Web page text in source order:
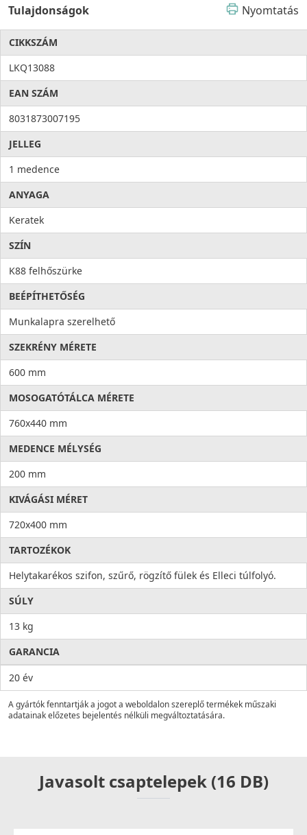
Tulajdonságok Nyomtatás
CIKKSZÁM
LKQ13088
EAN SZÁM
8031873007195
JELLEG
1 medence
ANYAGA
Keratek
SZÍN
K88 felhőszürke
BEÉPÍTHETŐSÉG
Munkalapra szerelhető
SZEKRÉNY MÉRETE
600 mm
MOSOGATÓTÁLCA MÉRETE
760x440 mm
MEDENCE MÉLYSÉG
200 mm
KIVÁGÁSI MÉRET
720x400 mm
TARTOZÉKOK
Helytakarékos szifon, szűrő, rögzítő fülek és Elleci túlfolyó.
SÚLY
13 kg
GARANCIA
20 év
A gyártók fenntartják a jogot a weboldalon szereplő termékek műszaki
adatainak előzetes bejelentés nélküli megváltoztatására.
Javasolt csaptelepek (16 DB)